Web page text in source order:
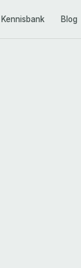
Kennisbank Blog